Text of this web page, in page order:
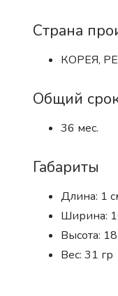
Страна
КОРЕЯ,
Общий
36 мес.
Габариты
Длина: 1
Ширина:
Высота:
Вес: 31 гр